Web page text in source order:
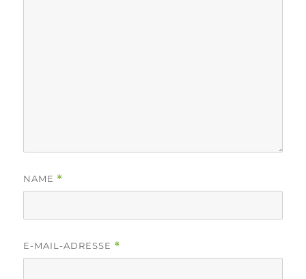
NAME *
E-MAIL-ADRESSE *